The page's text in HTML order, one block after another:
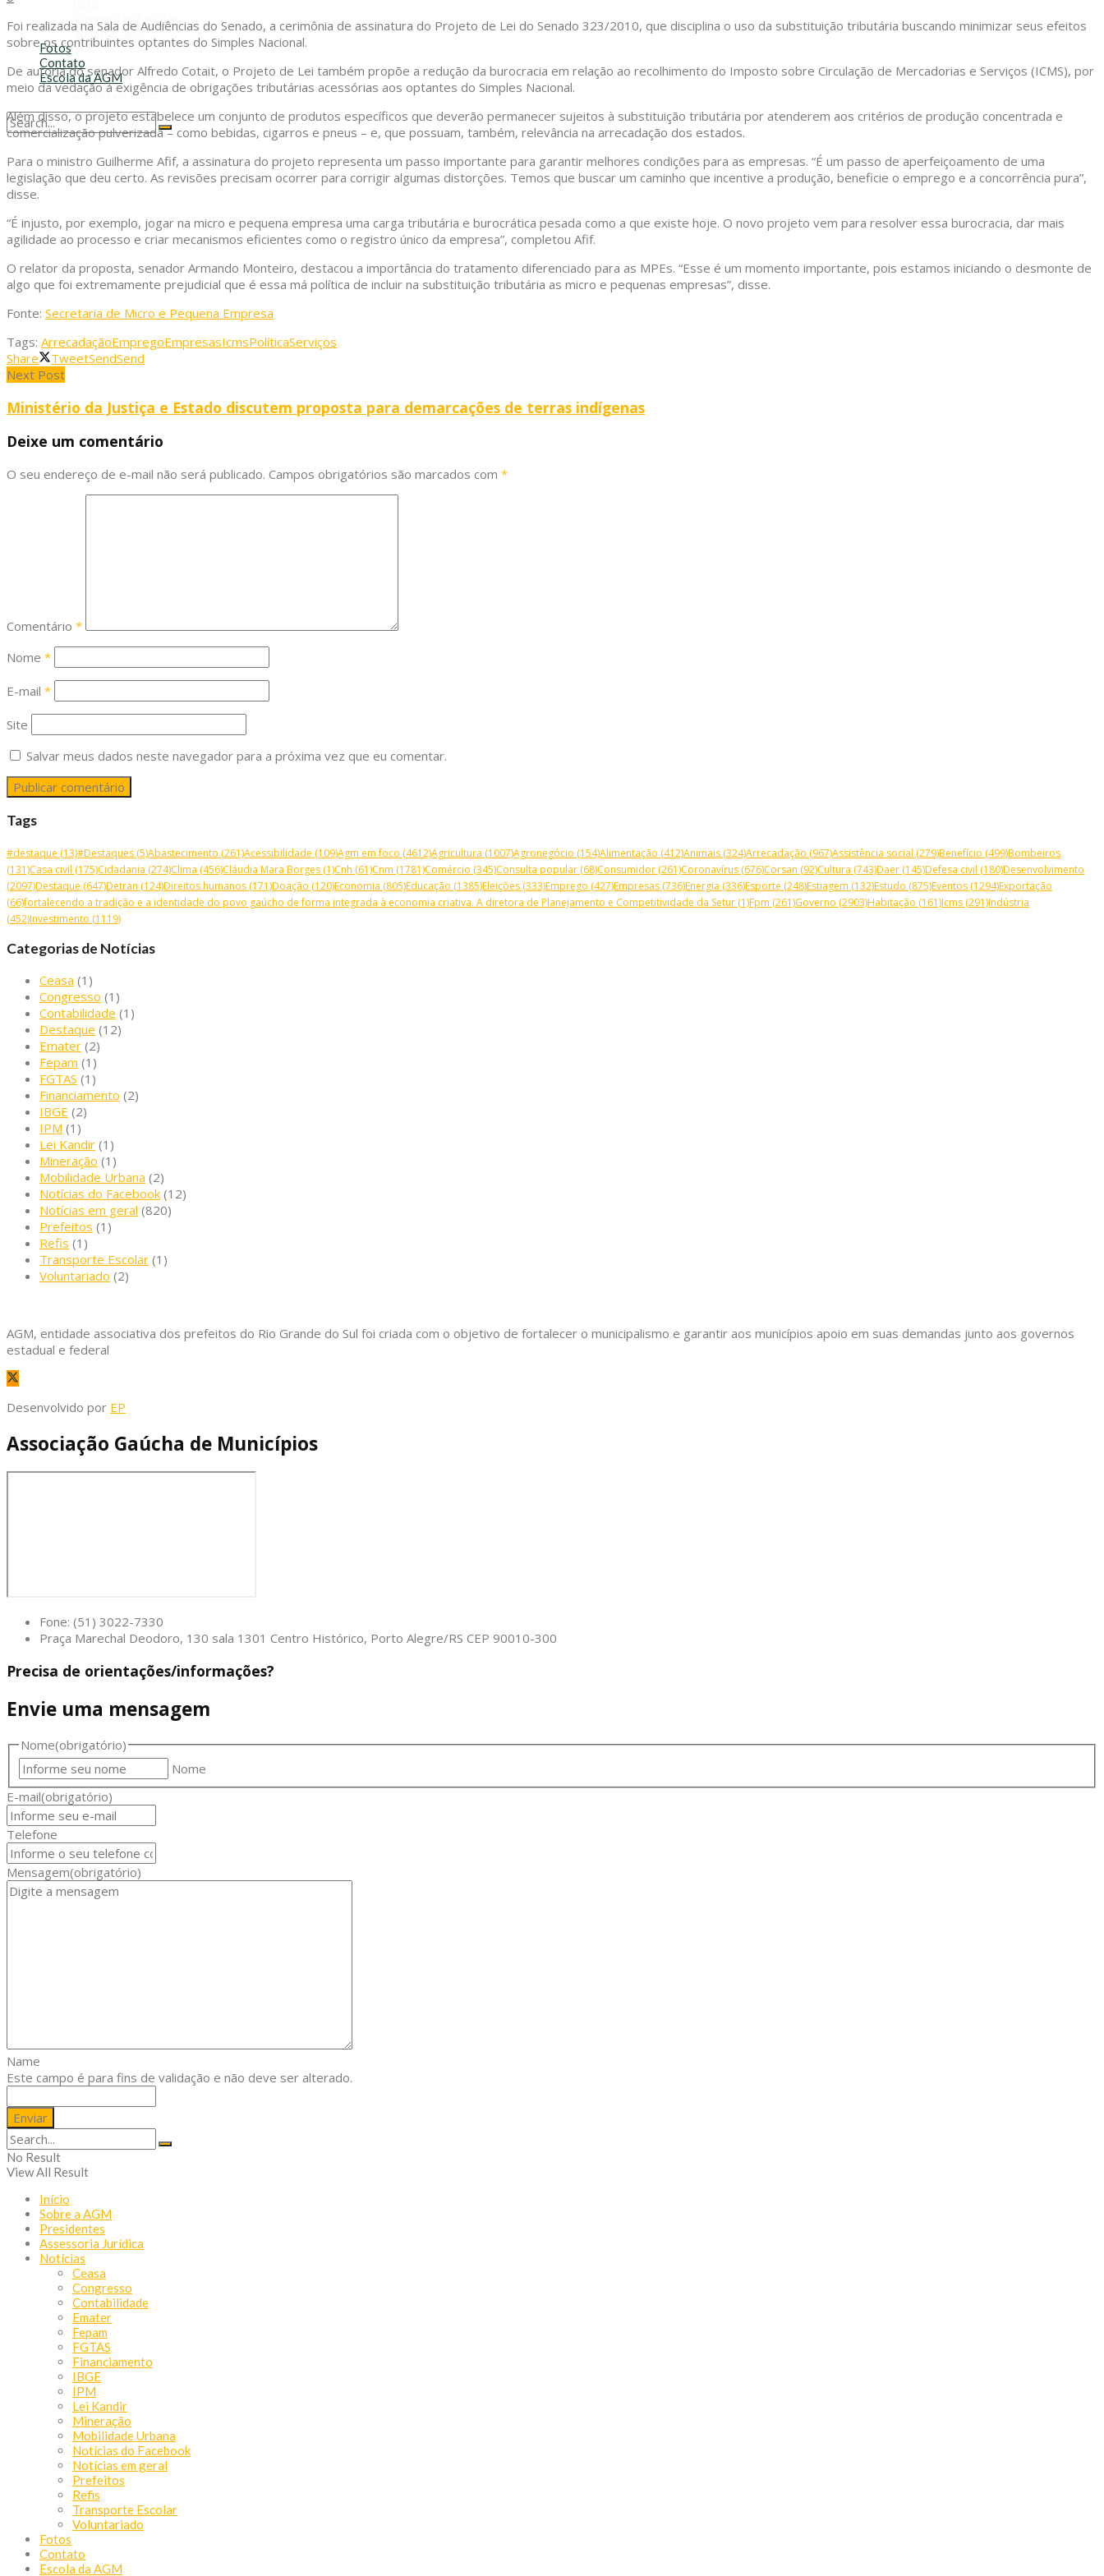
Transporte Escolar
Voluntariado
Fotos
Contato
Escola da AGM
Cursos da AGM
No Result
View All Result
Foi realizada na Sala de Audiências do Senado, a cerimônia de assinatura do Projeto de Lei do Senado 323/2010, que disciplina o uso da substituição tributária buscando minimizar seus efeitos
sobre os contribuintes optantes do Simples Nacional.
De autoria do senador Alfredo Cotait, o Projeto de Lei também propõe a redução da burocracia em relação ao recolhimento do Imposto sobre Circulação de Mercadorias e Serviços (ICMS), por
meio da vedação à exigência de obrigações tributárias acessórias aos optantes do Simples Nacional.
Além disso, o projeto estabelece um conjunto de produtos específicos que deverão permanecer sujeitos à substituição tributária por atenderem aos critérios de produção concentrada e
comercialização pulverizada – como bebidas, cigarros e pneus – e, que possuam, também, relevância na arrecadação dos estados.
Para o ministro Guilherme Afif, a assinatura do projeto representa um passo importante para garantir melhores condições para as empresas. “É um passo de aperfeiçoamento de uma
legislação que deu certo. As revisões precisam ocorrer para corrigir algumas distorções. Temos que buscar um caminho que incentive a produção, beneficie o emprego e a concorrência pura”,
disse.
“É injusto, por exemplo, jogar na micro e pequena empresa uma carga tributária e burocrática pesada como a que existe hoje. O novo projeto vem para resolver essa burocracia, dar mais
agilidade ao processo e criar mecanismos eficientes como o registro único da empresa”, completou Afif.
O relator da proposta, senador Armando Monteiro, destacou a importância do tratamento diferenciado para as MPEs. “Esse é um momento importante, pois estamos iniciando o desmonte de
algo que foi extremamente prejudicial que é essa má política de incluir na substituição tributária as micro e pequenas empresas”, disse.
Fonte: Secretaria de Micro e Pequena Empresa
Tags: ArrecadaçãoEmpregoEmpresasIcmsPolíticaServiços
Share
TweetSendSend
Next Post
Ministério da Justiça e Estado discutem proposta para demarcações de terras indígenas
Deixe um comentário
O seu endereço de e-mail não será publicado. Campos obrigatórios são marcados com *
Comentário *
Nome *
E-mail *
Site
Salvar meus dados neste navegador para a próxima vez que eu comentar.
Tags
#destaque (13)#Destaques (5)Abastecimento (261)Acessibilidade (109)Agm em foco (4612)Agricultura (1007)Agronegócio (154)Alimentação (412)Animais (324)Arrecadação (967)Assistência social (279)Benefício (499)Bombeiros
(131)Casa civil (175)Cidadania (274)Clima (456)Cláudia Mara Borges (1)Cnh (61)Cnm (1781)Comércio (345)Consulta popular (68)Consumidor (261)Coronavírus (676)Corsan (92)Cultura (743)Daer (145)Defesa civil (180)Desenvolvimento
(2097)Destaque (647)Detran (124)Direitos humanos (171)Doação (120)Economia (805)Educação (1385)Eleições (333)Emprego (427)Empresas (736)Energia (336)Esporte (248)Estiagem (132)Estudo (875)Eventos (1294)Exportação
(66)fortalecendo a tradição e a identidade do povo gaúcho de forma integrada à economia criativa. A diretora de Planejamento e Competitividade da Setur (1)Fpm (261)Governo (2903)Habitação (161)Icms (291)Indústria
(452)Investimento (1119)
Categorias de Notícias
Ceasa (1)
Congresso (1)
Contabilidade (1)
Destaque (12)
Emater (2)
Fepam (1)
FGTAS (1)
Financiamento (2)
IBGE (2)
IPM (1)
Lei Kandir (1)
Mineração (1)
Mobilidade Urbana (2)
Notícias do Facebook (12)
Notícias em geral (820)
Prefeitos (1)
Refis (1)
Transporte Escolar (1)
Voluntariado (2)
AGM, entidade associativa dos prefeitos do Rio Grande do Sul foi criada com o objetivo de fortalecer o municipalismo e garantir aos municípios apoio em suas demandas junto aos governos
estadual e federal
Desenvolvido por EP
Associação Gaúcha de Municípios
Fone: (51) 3022-7330
Praça Marechal Deodoro, 130 sala 1301 Centro Histórico, Porto Alegre/RS CEP 90010-300
Precisa de orientações/informações?
Envie uma mensagem
Nome(obrigatório)
Nome
E-mail(obrigatório)
Telefone
Mensagem(obrigatório)
Name
Este campo é para fins de validação e não deve ser alterado.
No Result
View All Result
Início
Sobre a AGM
Presidentes
Assessoria Jurídica
Notícias
Ceasa
Congresso
Contabilidade
Emater
Fepam
FGTAS
Financiamento
IBGE
IPM
Lei Kandir
Mineração
Mobilidade Urbana
Notícias do Facebook
Notícias em geral
Prefeitos
Refis
Transporte Escolar
Voluntariado
Fotos
Contato
Escola da AGM